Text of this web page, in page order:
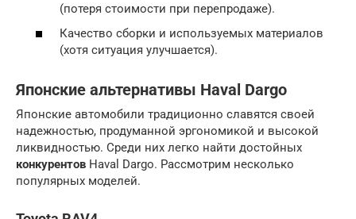
(потеря стоимости при перепродаже).
Качество сборки и используемых материалов
(хотя ситуация улучшается).
Японские альтернативы Haval Dargo
Японские автомобили традиционно славятся своей
надежностью, продуманной эргономикой и высокой
ликвидностью. Среди них легко найти достойных
конкурентов Haval Dargo. Рассмотрим несколько
популярных моделей.